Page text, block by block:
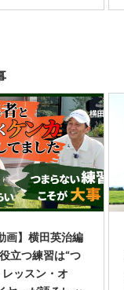
画】横田英治編
立つ練習は“つ
レッスン・オ